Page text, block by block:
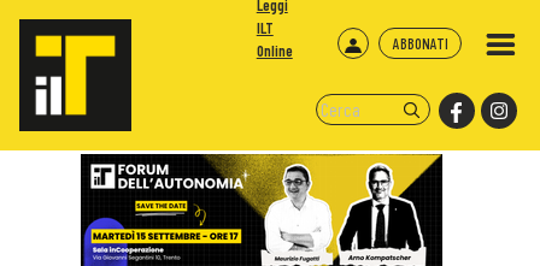
ABBONATI
Leggi
ILT
Online